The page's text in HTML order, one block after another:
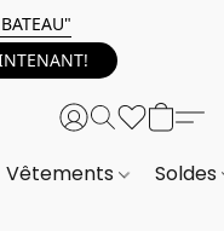
Vêtements Soldes